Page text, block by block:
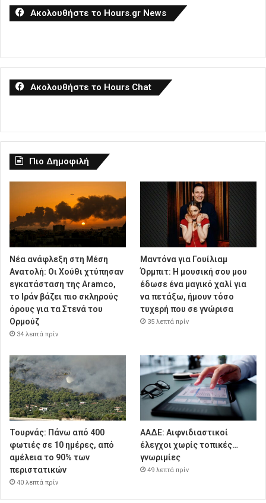
Ακολουθήστε το Hours.gr News
Ακολουθήστε το Hours Chat
Πιο Δημοφιλή
Νέα ανάφλεξη στη Μέση
Ανατολή: Οι Χούθι χτύπησαν
εγκατάσταση της Aramco,
το Ιράν βάζει πιο σκληρούς
όρους για τα Στενά του
Ορμούζ
34 λεπτά πρίν
Μαντόνα για Γουίλιαμ
Όρμπιτ: Η μουσική σου μου
έδωσε ένα μαγικό χαλί για
να πετάξω, ήμουν τόσο
τυχερή που σε γνώρισα
35 λεπτά πρίν
Τουρνάς: Πάνω από 400
φωτιές σε 10 ημέρες, από
αμέλεια το 90% των
περιστατικών
40 λεπτά πρίν
ΑΑΔΕ: Αιφνιδιαστικοί
έλεγχοι χωρίς τοπικές…
γνωριμίες
49 λεπτά πρίν